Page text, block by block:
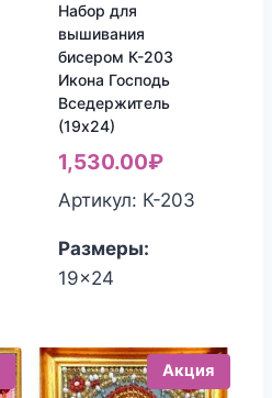
Набор для
вышивания
бисером К-203
Икона Господь
Вседержитель
(19х24)
1,530.00₽
Артикул: К-203
Размеры:
19x24
Акция